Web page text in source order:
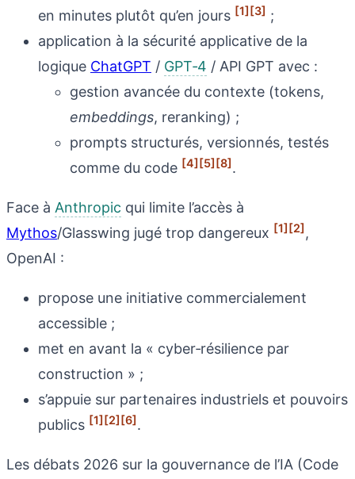
en minutes plutôt qu’en jours [1][3] ;
application à la sécurité applicative de la
logique ChatGPT / GPT‑4 / API GPT avec :
gestion avancée du contexte (tokens,
embeddings, reranking) ;
prompts structurés, versionnés, testés
comme du code [4][5][8].
Face à Anthropic qui limite l’accès à
Mythos/Glasswing jugé trop dangereux [1][2] ,
OpenAI :
propose une initiative commercialement
accessible ;
met en avant la « cyber‑résilience par
construction » ;
s’appuie sur partenaires industriels et pouvoirs
publics [1][2][6].
Les débats 2026 sur la gouvernance de l’IA (Code